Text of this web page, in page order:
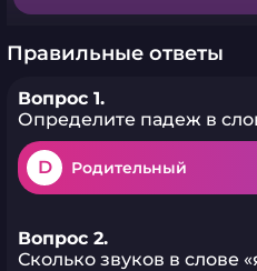
Правильные ответы
Вопрос 1.
Определите падеж в
D Родительный
Вопрос 2.
Сколько звуков в слове